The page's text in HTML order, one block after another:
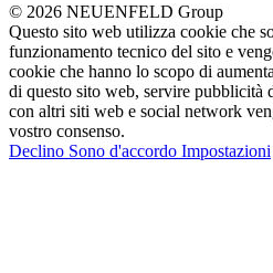
© 2026 NEUENFELD Group
Questo sito web utilizza cookie che
funzionamento tecnico del sito e
cookie che hanno lo scopo di
di questo sito web, servire pubblicità
con altri siti web e social network
vostro consenso.
Declino Sono d'accordo Impostazioni